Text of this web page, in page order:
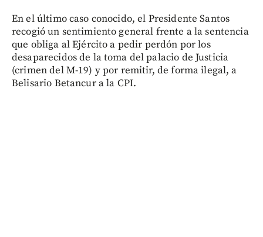
En el último caso conocido, el Presidente Santos
recogió un sentimiento general frente a la sentencia
que obliga al Ejército a pedir perdón por los
desaparecidos de la toma del palacio de Justicia
(crimen del M-19) y por remitir, de forma ilegal, a
Belisario Betancur a la CPI.